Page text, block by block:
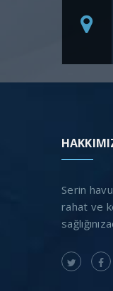
Serin
rahat ve